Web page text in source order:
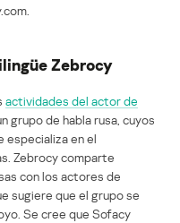
Zebrocy
actividades del actor de
grupo de habla rusa, cuyos
especializa en el
Zebrocy comparte
con los actores de
sugiere que el grupo se
Se cree que Sofacy